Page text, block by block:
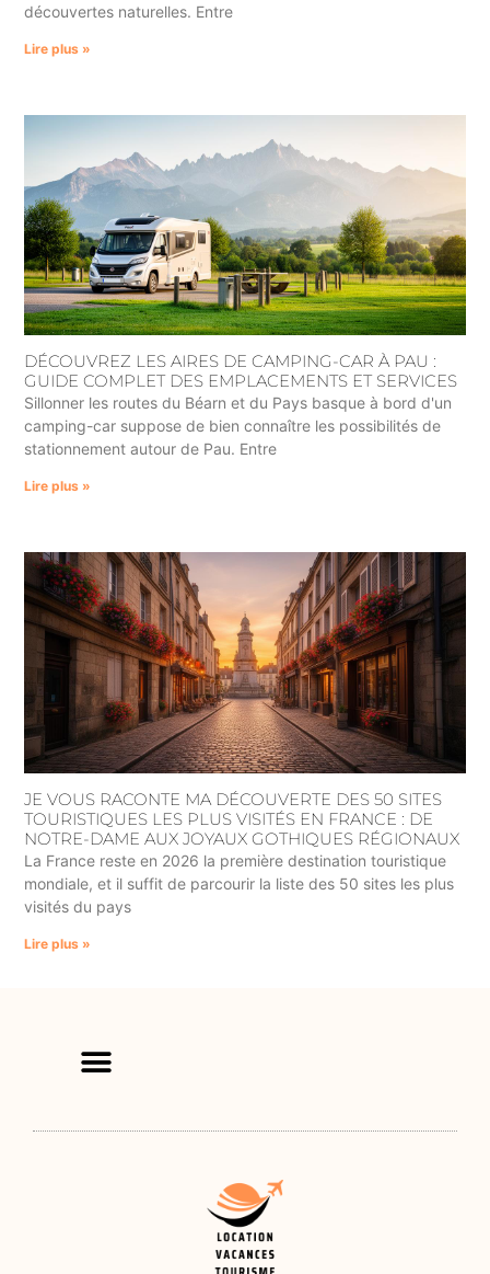
découvertes naturelles. Entre
Lire plus »
DÉCOUVREZ LES AIRES DE CAMPING-CAR À PAU :
GUIDE COMPLET DES EMPLACEMENTS ET SERVICES
Sillonner les routes du Béarn et du Pays basque à bord d'un
camping-car suppose de bien connaître les possibilités de
stationnement autour de Pau. Entre
Lire plus »
JE VOUS RACONTE MA DÉCOUVERTE DES 50 SITES
TOURISTIQUES LES PLUS VISITÉS EN FRANCE : DE
NOTRE-DAME AUX JOYAUX GOTHIQUES RÉGIONAUX
La France reste en 2026 la première destination touristique
mondiale, et il suffit de parcourir la liste des 50 sites les plus
visités du pays
Lire plus »